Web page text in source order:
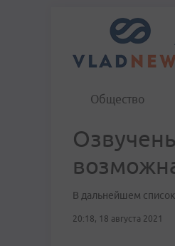
Общество
В дальнейшем
20:18, 18 августа 2021